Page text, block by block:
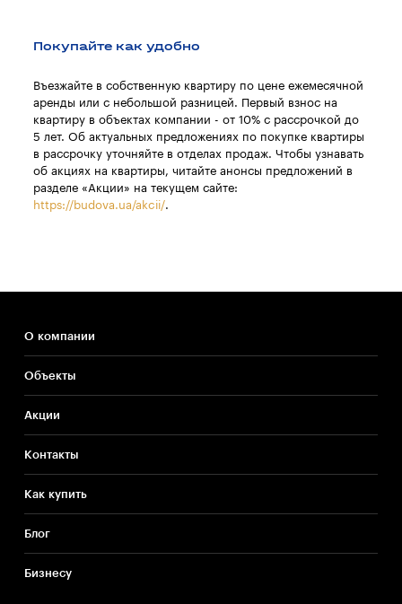
Покупайте как удобно
Въезжайте в собственную квартиру по цене ежемесячной
аренды или с небольшой разницей. Первый взнос на
квартиру в объектах компании - от 10% с рассрочкой до
5 лет. Об актуальных предложениях по покупке квартиры
в рассрочку уточняйте в отделах продаж. Чтобы узнавать
об акциях на квартиры, читайте анонсы предложений в
разделе «Акции» на текущем сайте:
https://budova.ua/akcii/.
О компании
Объекты
Акции
Контакты
Как купить
Блог
Бизнесу